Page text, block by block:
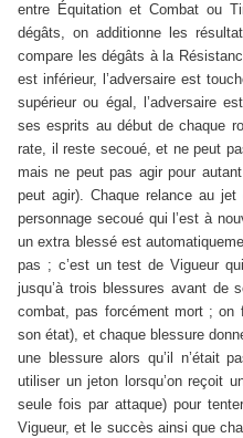
entre Équitation et Combat ou
dégâts, on additionne les
compare les dégâts à la
est inférieur, l’adversaire est
supérieur ou égal, l’adversaire
ses esprits au début de chaque
rate, il reste secoué, et ne peut
mais ne peut pas agir pour
peut agir). Chaque relance au
personnage secoué qui l’est à
un extra blessé est
pas ; c’est un test de Vigueur
jusqu’à trois blessures avant de
combat, pas forcément mort ; on
son état), et chaque blessure
une blessure alors qu’il n’était
utiliser un jeton lorsqu’on reçoit
seule fois par attaque) pour
Vigueur, et le succès ainsi que